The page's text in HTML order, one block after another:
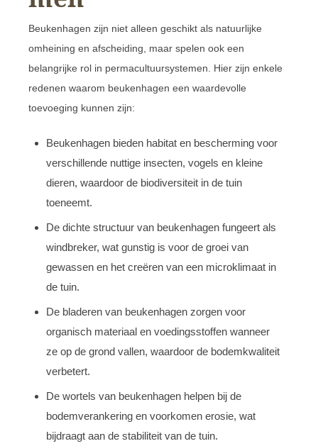
Beukenhagen zijn niet alleen geschikt als natuurlijke
omheining en afscheiding, maar spelen ook een
belangrijke rol in permacultuursystemen. Hier zijn enkele
redenen waarom beukenhagen een waardevolle
toevoeging kunnen zijn:
Beukenhagen bieden habitat en bescherming voor
verschillende nuttige insecten, vogels en kleine
dieren, waardoor de biodiversiteit in de tuin
toeneemt.
De dichte structuur van beukenhagen fungeert als
windbreker, wat gunstig is voor de groei van
gewassen en het creëren van een microklimaat in
de tuin.
De bladeren van beukenhagen zorgen voor
organisch materiaal en voedingsstoffen wanneer
ze op de grond vallen, waardoor de bodemkwaliteit
verbetert.
De wortels van beukenhagen helpen bij de
bodemverankering en voorkomen erosie, wat
bijdraagt aan de stabiliteit van de tuin.